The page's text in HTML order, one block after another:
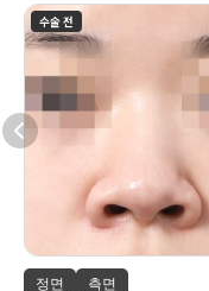
수술 전
정면 측면